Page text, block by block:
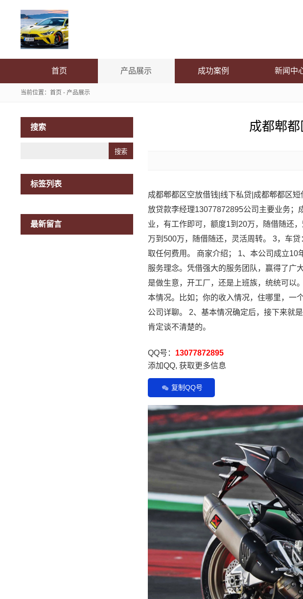
首页 产品展示 成功案例 新闻中
当前位置： 首页 - 产品展示
搜索
标签列表
最新留言
成都郫
成都郫都区空放借钱|线下私贷|成都郫都区
放贷款李经理13077872895公司主要业务；
业，有工作即可，额度1到20万，随借随还
万到500万，随借随还，灵活周转。 3，车
取任何费用。 商家介绍； 1、本公司成立10
服务理念。凭借强大的服务团队，赢得了广
是做生意，开工厂，还是上班族，统统可以
本情况。比如；你的收入情况，住哪里，一
公司详聊。 2、基本情况确定后，接下来就
肯定谈不清楚的。
QQ号： 13077872895
添加QQ, 获取更多信息
复制QQ号